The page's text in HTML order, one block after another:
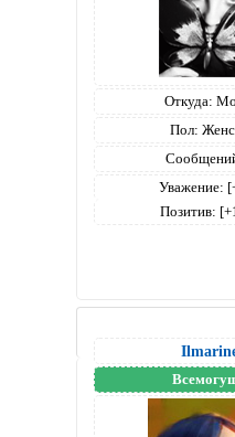
Откуда:
Пол:
Уважение:
Позитив: